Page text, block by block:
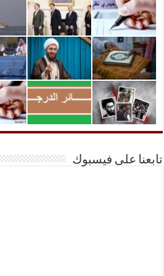
تابعنا على فيسبوك